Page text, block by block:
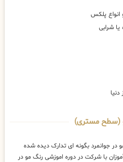
انواع پلکس
شرابی
مو (سطح مستری)
جوانمرد بگونه ای تدارک دیده شده
با شرکت در دوره اموزشی رنگ مو در